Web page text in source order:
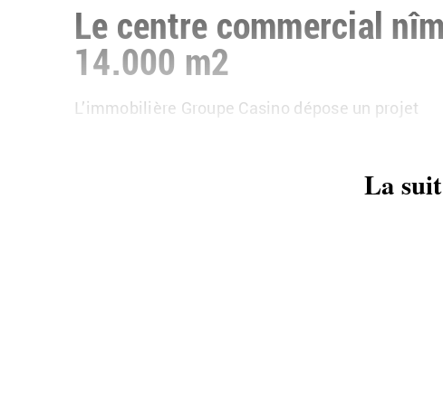
Le centre commercial
14.000 m2
L’im­mo­bi­lière Groupe Ca­sino dé­pose un pro­jet
La